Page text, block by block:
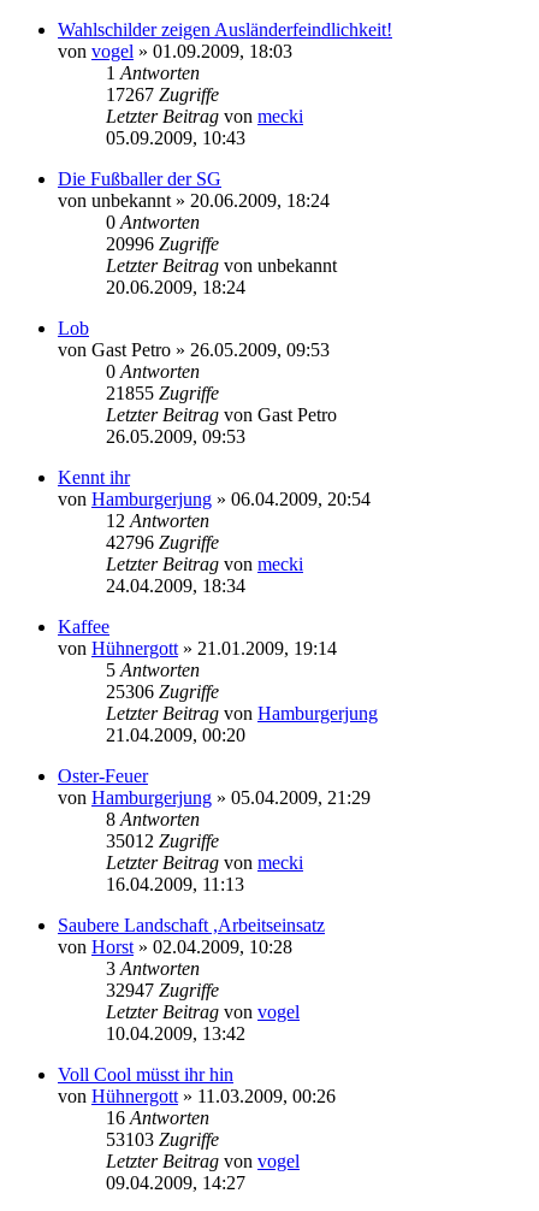
Wahlschilder zeigen Ausländerfeindlichkeit!
von vogel » 01.09.2009, 18:03
1 Antworten
17267 Zugriffe
Letzter Beitrag von mecki
05.09.2009, 10:43
Die Fußballer der SG
von unbekannt » 20.06.2009, 18:24
0 Antworten
20996 Zugriffe
Letzter Beitrag von unbekannt
20.06.2009, 18:24
Lob
von Gast Petro » 26.05.2009, 09:53
0 Antworten
21855 Zugriffe
Letzter Beitrag von Gast Petro
26.05.2009, 09:53
Kennt ihr
von Hamburgerjung » 06.04.2009, 20:54
12 Antworten
42796 Zugriffe
Letzter Beitrag von mecki
24.04.2009, 18:34
Kaffee
von Hühnergott » 21.01.2009, 19:14
5 Antworten
25306 Zugriffe
Letzter Beitrag von Hamburgerjung
21.04.2009, 00:20
Oster-Feuer
von Hamburgerjung » 05.04.2009, 21:29
8 Antworten
35012 Zugriffe
Letzter Beitrag von mecki
16.04.2009, 11:13
Saubere Landschaft ,Arbeitseinsatz
von Horst » 02.04.2009, 10:28
3 Antworten
32947 Zugriffe
Letzter Beitrag von vogel
10.04.2009, 13:42
Voll Cool müsst ihr hin
von Hühnergott » 11.03.2009, 00:26
16 Antworten
53103 Zugriffe
Letzter Beitrag von vogel
09.04.2009, 14:27